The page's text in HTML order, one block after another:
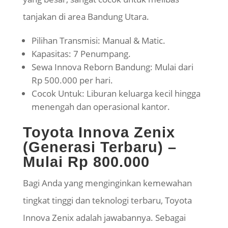
tanjakan di area Bandung Utara.
Pilihan Transmisi: Manual & Matic.
Kapasitas: 7 Penumpang.
Sewa Innova Reborn Bandung: Mulai dari
Rp 500.000 per hari.
Cocok Untuk: Liburan keluarga kecil hingga
menengah dan operasional kantor.
Toyota Innova Zenix
(Generasi Terbaru) –
Mulai Rp 800.000
Bagi Anda yang menginginkan kemewahan
tingkat tinggi dan teknologi terbaru, Toyota
Innova Zenixadalah jawabannya. Sebagai